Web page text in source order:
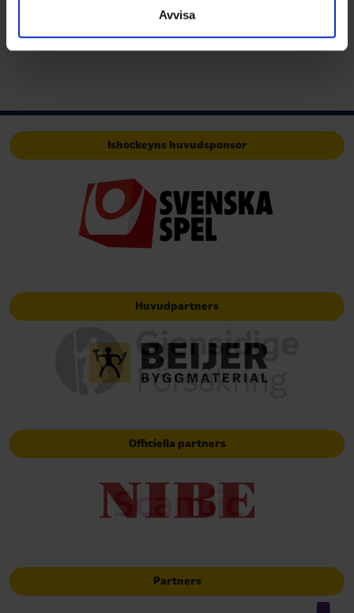
Avvisa
Ishockeyns huvudsponsor
Huvudpartners
Officiella partners
Partners